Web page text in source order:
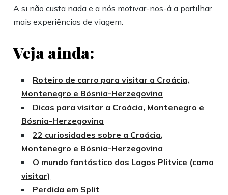
A si não custa nada e a nós motivar-nos-á a partilhar
mais experiências de viagem.
Veja ainda:
Roteiro de carro para visitar a Croácia,
Montenegro e Bósnia-Herzegovina
Dicas para visitar a Croácia, Montenegro e
Bósnia-Herzegovina
22 curiosidades sobre a Croácia,
Montenegro e Bósnia-Herzegovina
O mundo fantástico dos Lagos Plitvice (como
visitar)
Perdida em Split